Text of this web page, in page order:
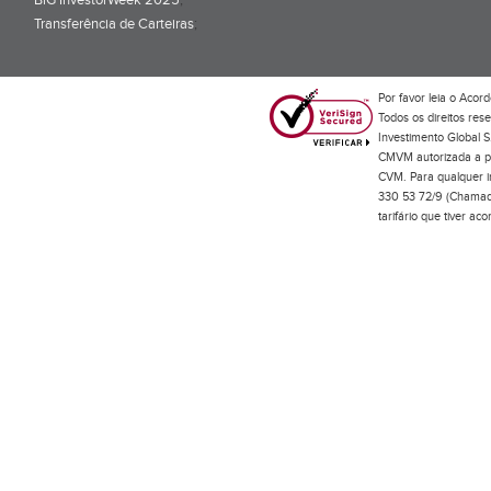
Transferência de Carteiras;
Por favor leia o
Todos os direitos
Investimento Global
CMVM autorizada a
CVM. Para qualquer
330 53 72/9
tarifário que tiver